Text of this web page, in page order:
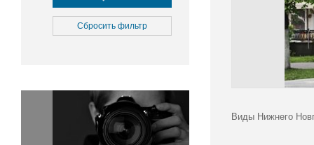
Культура
Медицина
Окружающая среда
Политика
Правосудие
Сбросить фильтр
Виды Нижнего